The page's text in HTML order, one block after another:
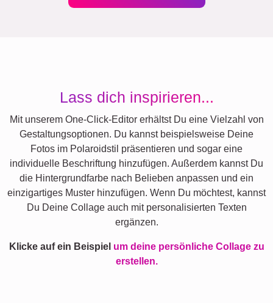
Lass dich inspirieren...
Mit unserem One-Click-Editor erhältst Du eine Vielzahl von
Gestaltungsoptionen. Du kannst beispielsweise Deine
Fotos im Polaroidstil präsentieren und sogar eine
individuelle Beschriftung hinzufügen. Außerdem kannst Du
die Hintergrundfarbe nach Belieben anpassen und ein
einzigartiges Muster hinzufügen. Wenn Du möchtest, kannst
Du Deine Collage auch mit personalisierten Texten
ergänzen.
Klicke auf ein Beispiel um deine persönliche Collage zu
erstellen.